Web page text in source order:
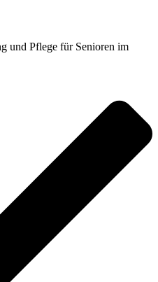
und Pflege für Senioren im